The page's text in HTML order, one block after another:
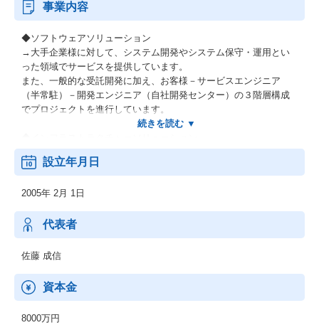
事業内容
◆ソフトウェアソリューション
→大手企業様に対して、システム開発やシステム保守・運用とい
った領域でサービスを提供しています。
また、一般的な受託開発に加え、お客様－サービスエンジニア
（半常駐）－開発エンジニア（自社開発センター）の３階層構成
でプロジェクトを進行しています。
→案件に対してエンジニアを提案・提供するだけのシステム・エ
ンジニアリング・サービスとは異なり、お客様の抱えている経営
セットのエンジニアを提案・提供しています。
◆パッケージソリューション
→「業務効率化」をテーマに、RPA/AI/Cloud製品・サービスの導
入サポートを提供しています。
のビジネスを継続的に支援します。
設立年月日
2005年 2月 1日
代表者
佐藤 成信
資本金
8000万円